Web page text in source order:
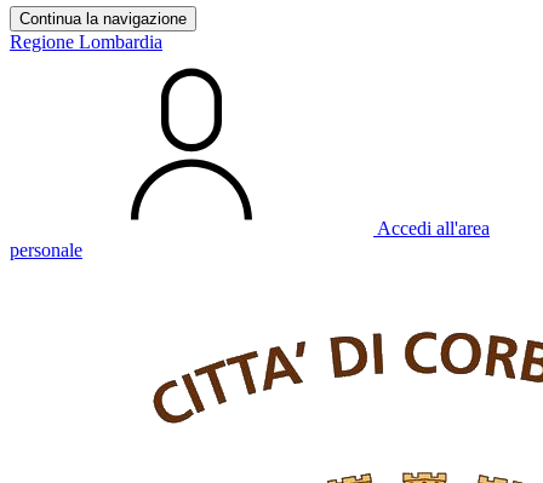
Continua la navigazione
Regione Lombardia
Accedi all'area
personale